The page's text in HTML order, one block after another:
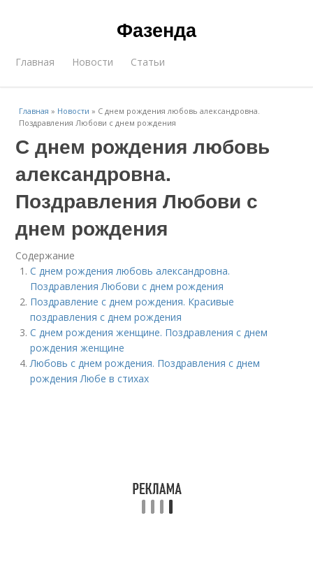
Фазенда
Главная Новости Статьи
Главная » Новости » С днем рождения любовь александровна.
Поздравления Любови с днем рождения
С днем рождения любовь
александровна.
Поздравления Любови с
днем рождения
Содержание
С днем рождения любовь александровна.
Поздравления Любови с днем рождения
Поздравление с днем рождения. Красивые
поздравления с днем рождения
С днем рождения женщине. Поздравления с днем
рождения женщине
Любовь с днем рождения. Поздравления с днем
рождения Любе в стихах